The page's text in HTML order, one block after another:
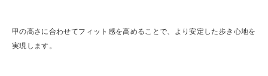
甲の高さに合わせてフィット感を高めることで、より安定した歩き心地を
実現します。